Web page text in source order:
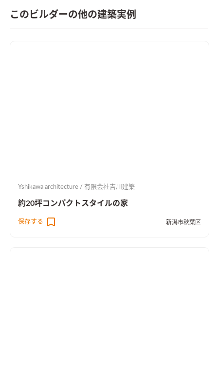
このビルダーの他の建築実例
Yshikawa architecture / 有限会社吉川建築
約20坪コンパクトスタイルの家
保存する 新潟市秋葉区